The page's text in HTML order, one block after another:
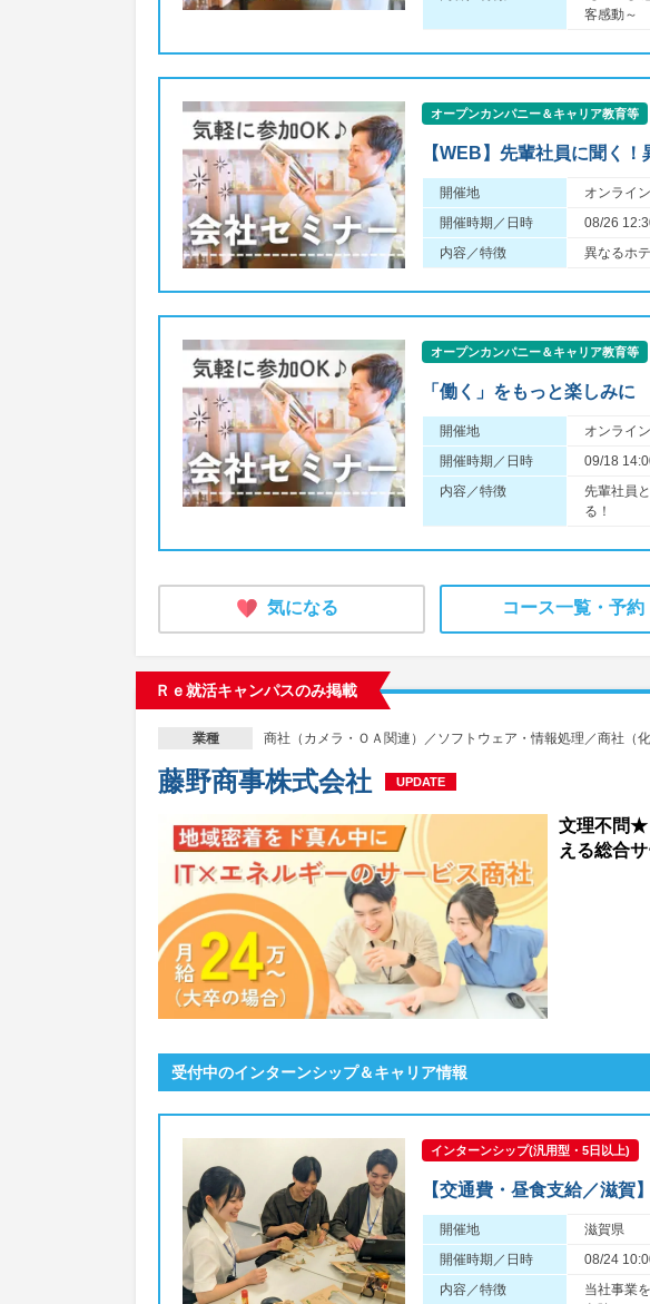
客感動～
オープンカンパニー＆キャリア教育等
【WEB】先輩社員に聞く
開催地
オンライン
開催時期／日時
08/26
内容／特徴
異なるホ
オープンカンパニー＆キャリア教育等
「働く」をもっと楽しみ
開催地
オンライン
開催時期／日時
09/18
内容／特徴
先輩社員
る！
気になる コース一覧・ 予約
Ｒｅ就活キャンパスのみ掲載
業種 商社（カメラ・ＯＡ関連）／ソフトウェア・情報処理／商社（
藤野商事株式会社 UPDATE
文理不問★
える総合
受付中のインターンシップ＆キャリア情報
インターンシップ(汎用型・5日以上)
【交通費・昼食支給／滋賀
開催地
滋賀県
開催時期／日時
08/24
内容／特徴
当社事業